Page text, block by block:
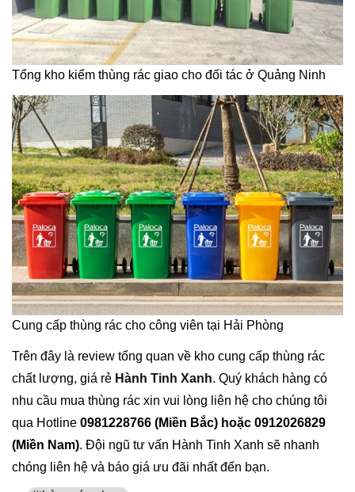
Tổng kho kiểm thùng rác giao cho đối tác ở Quảng Ninh
Cung cấp thùng rác cho công viên tại Hải Phòng
Trên đây là review tổng quan về kho cung cấp thùng rác
chất lượng, giá rẻ Hành Tinh Xanh. Quý khách hàng có
nhu cầu mua thùng rác xin vui lòng liên hệ cho chúng tôi
qua Hotline 0981228766 (Miền Bắc) hoặc 0912026829
(Miền Nam). Đội ngũ tư vấn Hành Tinh Xanh sẽ nhanh
chóng liên hệ và báo giá ưu đãi nhất đến bạn.